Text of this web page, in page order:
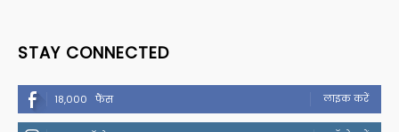
STAY CONNECTED
18,000 फैंस लाइक करें